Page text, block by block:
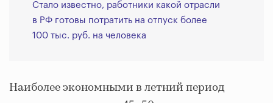
Стало известно, работники какой отрасли
в РФ готовы потратить на отпуск более
100 тыс. руб. на человека
Наиболее экономными в летний период